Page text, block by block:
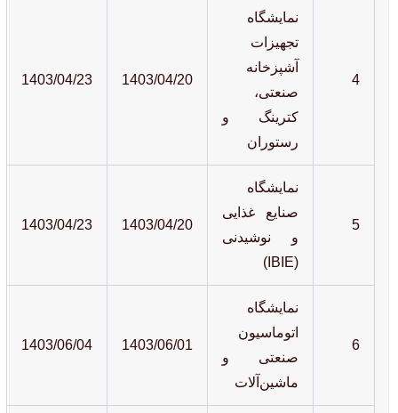
4
نمایشگاه
تجهیزات
آشپزخانه
صنعتی،
کترینگ و
رستوران
1403/04/20
1403/04/23
5
نمایشگاه
صنایع غذایی
و نوشیدنی
(IBIE)
1403/04/20
1403/04/23
6
نمایشگاه
اتوماسیون
صنعتی و
ماشین‌آلات
1403/06/01
1403/06/04